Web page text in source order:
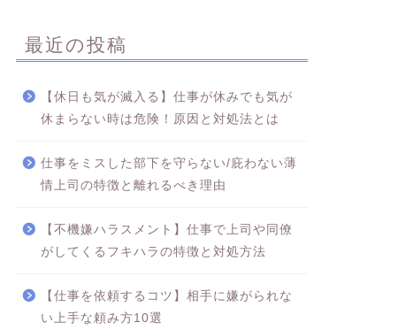
最近の投稿
【休日も気が滅入る】仕事が休みでも気が
休まらない時は危険！原因と対処法とは
仕事をミスした部下を守らない/庇わない薄
情上司の特徴と離れるべき理由
【不機嫌ハラスメント】仕事で上司や同僚
がしてくるフキハラの特徴と対処方法
【仕事を依頼するコツ】相手に嫌がられな
い上手な頼み方10選